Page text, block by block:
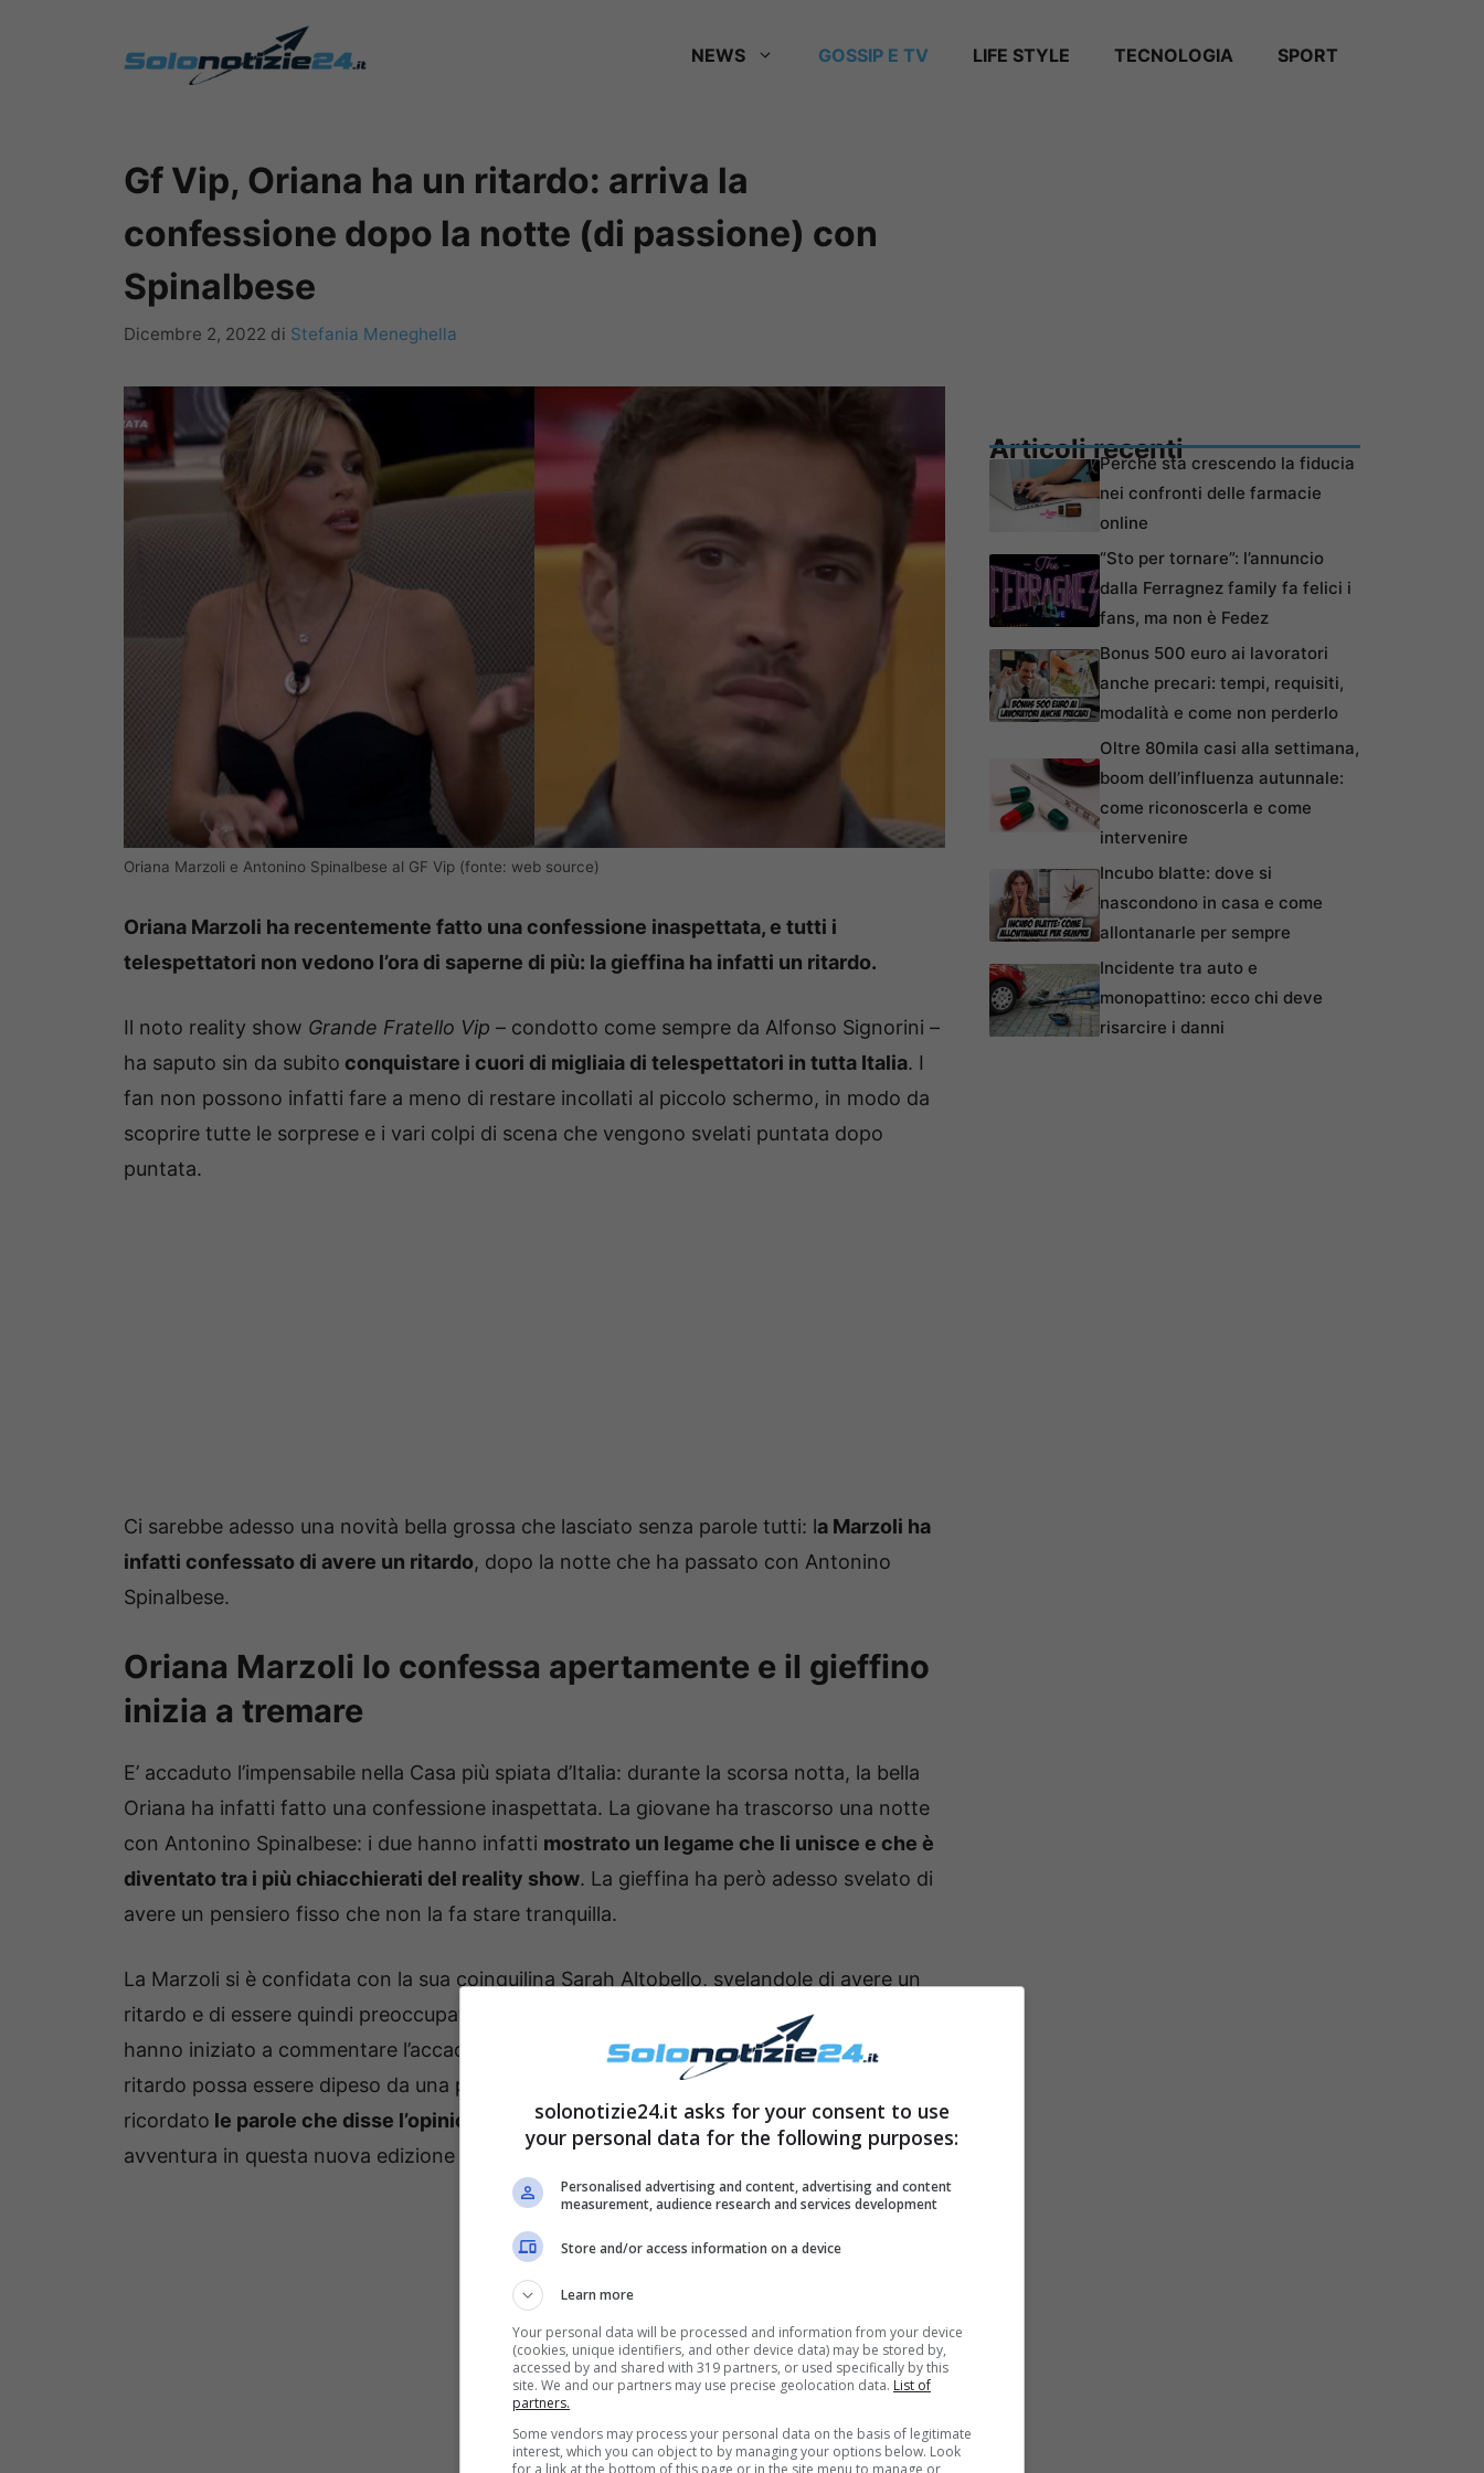
NEWS GOSSIP E TV LIFE STYLE TECNOLOGIA SPORT
Gf Vip, Oriana ha un ritardo: arriva la
confessione dopo la notte (di passione) con
Spinalbese
Dicembre 2, 2022 di Stefania Meneghella
Oriana Marzoli e Antonino Spinalbese al GF Vip (fonte: web source)
Oriana Marzoli ha recentemente fatto una confessione inaspettata, e tutti i
telespettatori non vedono l’ora di saperne di più: la gieffina ha infatti un ritardo.
Il noto reality show Grande Fratello Vip – condotto come sempre da Alfonso Signorini –
ha saputo sin da subito conquistare i cuori di migliaia di telespettatori in tutta Italia. I
fan non possono infatti fare a meno di restare incollati al piccolo schermo, in modo da
scoprire tutte le sorprese e i vari colpi di scena che vengono svelati puntata dopo
puntata.
Ci sarebbe adesso una novità bella grossa che lasciato senza parole tutti: la Marzoli ha
infatti confessato di avere un ritardo, dopo la notte che ha passato con Antonino
Spinalbese.
Oriana Marzoli lo confessa apertamente e il gieffino
inizia a tremare
E’ accaduto l’impensabile nella Casa più spiata d’Italia: durante la scorsa notta, la bella
Oriana ha infatti fatto una confessione inaspettata. La giovane ha trascorso una notte
con Antonino Spinalbese: i due hanno infatti mostrato un legame che li unisce e che è
diventato tra i più chiacchierati del reality show. La gieffina ha però adesso svelato di
avere un pensiero fisso che non la fa stare tranquilla.
La Marzoli si è confidata con la sua coinquilina Sarah Altobello, svelandole di avere un
ritardo e di essere quindi preoccupata. E’ così scoppiata la bufera sul web: molti utenti
hanno iniziato a commentare l’accaduto e ad evidenziare cosa accadrebbe se questo
ritardo possa essere dipeso da una presunta gravidanza della donna. I fan hanno infatti
ricordato le parole che disse l’opinionista Sonia Brugarelliprima di iniziare la sua
avventura in questa nuova edizione del
Grande Fratello Vip
Articoli recentiPerché sta crescendo la fiducia
nei confronti delle farmacie
online
“Sto per tornare”: l’annuncio
dalla Ferragnez family fa felici i
fans, ma non è Fedez
Bonus 500 euro ai lavoratori
anche precari: tempi, requisiti,
modalità e come non perderlo
Oltre 80mila casi alla settimana,
boom dell’influenza autunnale:
come riconoscerla e come
intervenire
Incubo blatte: dove si
nascondono in casa e come
allontanarle per sempre
Incidente tra auto e
monopattino: ecco chi deve
risarcire i danni
solonotizie24.it asks for your consent to use
your personal data for the following purposes:
Personalised advertising and content, advertising and content
measurement, audience research and services development
Store and/or access information on a device
Learn more
Your personal data will be processed and information from your device
(cookies, unique identifiers, and other device data) may be stored by,
accessed by and shared with 319 partners, or used specifically by this
site. We and our partners may use precise geolocation data. List of
partners.
Some vendors may process your personal data on the basis of legitimate
interest, which you can object to by managing your options below. Look
for a link at the bottom of this page or in the site menu to manage or